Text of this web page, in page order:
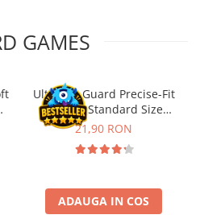
GAMES
Ultimate Guard Precise-Fit
Sleeves Standard Size
Transparent (100)
21,90 RON
ADAUGA IN COS